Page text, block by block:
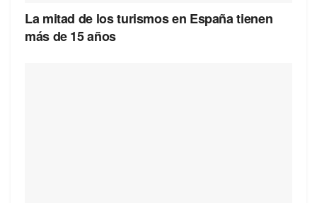
La mitad de los turismos en España tienen
más de 15 años